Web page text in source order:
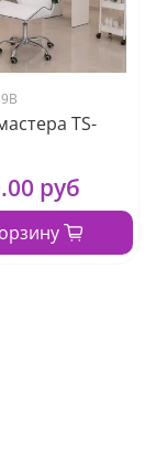
TS-
руб